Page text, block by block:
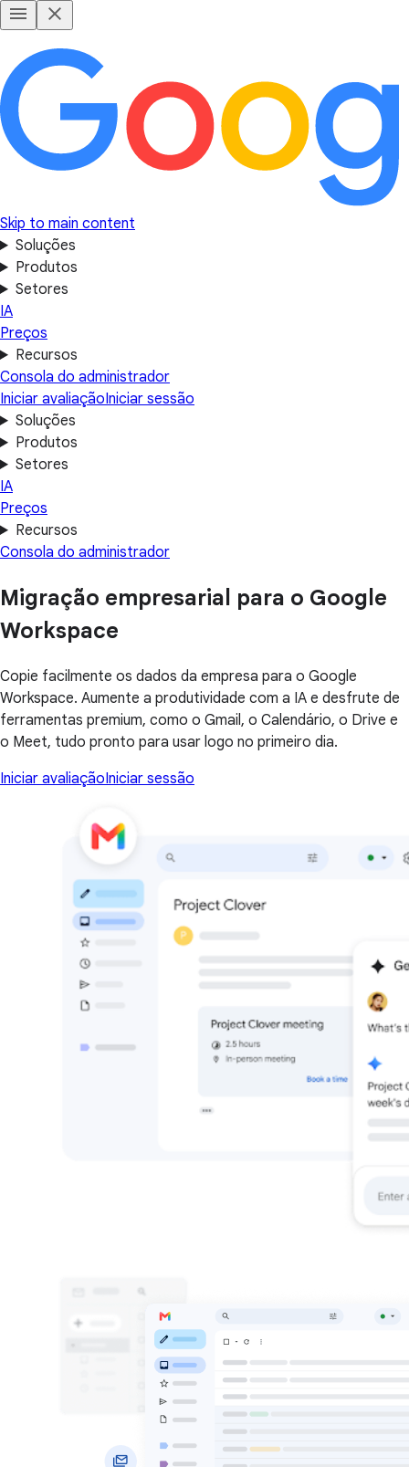
Skip to main content
Soluções
Produtos
Setores
IA
Preços
Recursos
Consola do administrador
Iniciar avaliaçãoIniciar sessão
Soluções
Produtos
Setores
IA
Preços
Recursos
Consola do administrador
Migração empresarial para o Google
Workspace
Copie facilmente os dados da empresa para o Google
Workspace. Aumente a produtividade com a IA e desfrute de
ferramentas premium, como o Gmail, o Calendário, o Drive e
o Meet, tudo pronto para usar logo no primeiro dia.
Iniciar avaliaçãoIniciar sessão